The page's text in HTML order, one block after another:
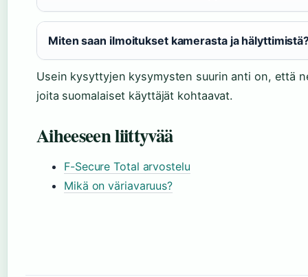
Miten saan ilmoitukset kamerasta ja
Usein kysyttyjen kysymysten suurin anti on, että
joita suomalaiset käyttäjät kohtaavat.
Aiheeseen liittyvää
F-Secure Total arvostelu
Mikä on väriavaruus?